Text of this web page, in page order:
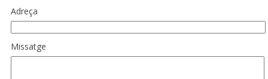
Adreça
Missatge